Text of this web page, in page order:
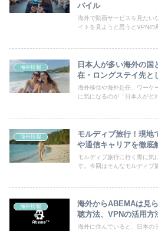
バイル
海外で動画サービスを見たい
イトを見ようと思うとVPNの
海外情報
日本人が多い海外の国
在・ロングステイ先と
海外移住や海外赴任、ワーケ
に気になるのが「日本人がど
海外情報
モルディブ旅行！現地
や通信キャリアを徹底
モルディブ旅行に行く際に気
す。今回はそんなモルディブ
海外情報
海外からABEMAは見
聴方法、VPNの活用方
海外に住んでいると、日本の